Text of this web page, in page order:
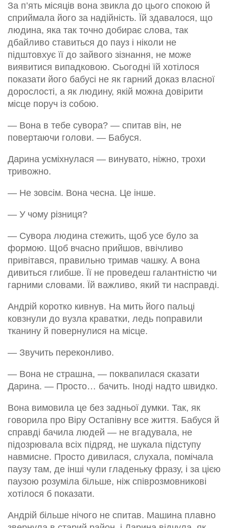
За п’ять місяців вона звикла до цього спокою й
сприймала його за надійність. Їй здавалося, що
людина, яка так точно добирає слова, так
дбайливо ставиться до пауз і ніколи не
підштовхує її до зайвого зізнання, не може
виявитися випадковою. Сьогодні їй хотілося
показати його бабусі не як гарний доказ власної
дорослості, а як людину, якій можна довірити
місце поруч із собою.
— Вона в тебе сувора? — спитав він, не
повертаючи голови. — Бабуся.
Дарина усміхнулася — винувато, ніжно, трохи
тривожно.
— Не зовсім. Вона чесна. Це інше.
— У чому різниця?
— Сувора людина стежить, щоб усе було за
формою. Щоб вчасно прийшов, ввічливо
привітався, правильно тримав чашку. А вона
дивиться глибше. Її не проведеш галантністю чи
гарними словами. Їй важливо, який ти насправді.
Андрій коротко кивнув. На мить його пальці
ковзнули до вузла краватки, ледь поправили
тканину й повернулися на місце.
— Звучить переконливо.
— Вона не страшна, — поквапилася сказати
Дарина. — Просто… бачить. Іноді надто швидко.
Вона вимовила це без задньої думки. Так, як
говорила про Віру Остапівну все життя. Бабуся й
справді бачила людей — не вгадувала, не
підозрювала всіх підряд, не шукала підступу
навмисне. Просто дивилася, слухала, помічала
паузу там, де інші чули гладеньку фразу, і за цією
паузою розуміла більше, ніж співрозмовникові
хотілося б показати.
Андрій більше нічого не спитав. Машина плавно